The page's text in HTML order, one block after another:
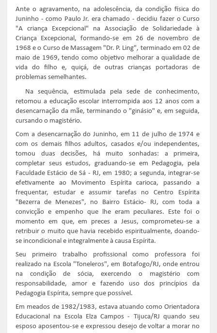
Ante o agravamento, na adolescência, da condição física do
Juninho - como Paulo Jr. era chamado - decidiu fazer o Curso
"A criança Excepcional" na Associação de Solidariedade à
Criança Excepcional, formando-se em 26 de novembro de
1968 e o Curso de Massagem "Dr. P. Ling", terminado em 02 de
maio de 1969, tendo como objetivo melhorar a qualidade de
vida do filho e, quiçá, de outras crianças portadoras de
problemas semelhantes.
Na sequência, estimulada pela sede de conhecimento,
retomou a educação escolar interrompida aos 12 anos com a
desencarnação da mãe, terminando o "ginásio" e, em seguida,
cursando o magistério.
Com a desencarnação do Juninho, em 11 de julho de 1974 e
com os demais filhos adultos, casados e/ou independentes,
tomou duas decisões, há muito sonhadas: a primeira,
completar seus estudos, graduando-se em Pedagogia, pela
Faculdade Estácio de Sá - RJ, em 1980; a segunda, integrar-se
efetivamente ao Movimento Espírita carioca, passando a
frequentar, estudar e assumir tarefas no Centro Espírita
"Bezerra de Menezes", no Bairro Estácio- RJ, com toda a
convicção e empenho que lhe eram peculiares. Este foi o
momento em que, em preces a Jesus, comprometeu-se a
retribuir o muito que havia recebido espiritualmente, doando-
se incondicional e integralmente à causa Espírita.
Seu primeiro trabalho profissional como professora foi
realizado na Escola "Toneleros", em Botafogo/RJ, onde entrou
na condição de sócia, exercendo o magistério com
responsabilidade, amor e fazendo uso dos princípios da
Pedagogia Espírita, sempre que possível.
Em meados de 1982/1983, estava atuando como Orientadora
Educacional na Escola Elza Campos - Tijuca/RJ quando seu
esposo aposentou-se e expressou desejo de voltar a morar no